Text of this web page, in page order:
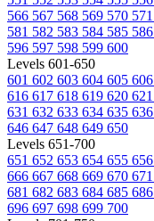
566 567 568 569 570 571
581 582 583 584 585 586
596 597 598 599 600
Levels 601-650
601 602 603 604 605 606
616 617 618 619 620 621
631 632 633 634 635 636
646 647 648 649 650
Levels 651-700
651 652 653 654 655 656
666 667 668 669 670 671
681 682 683 684 685 686
696 697 698 699 700